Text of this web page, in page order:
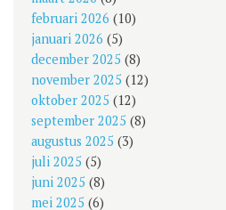
februari 2026 (10)
januari 2026 (5)
december 2025 (8)
november 2025 (12)
oktober 2025 (12)
september 2025 (8)
augustus 2025 (3)
juli 2025 (5)
juni 2025 (8)
mei 2025 (6)